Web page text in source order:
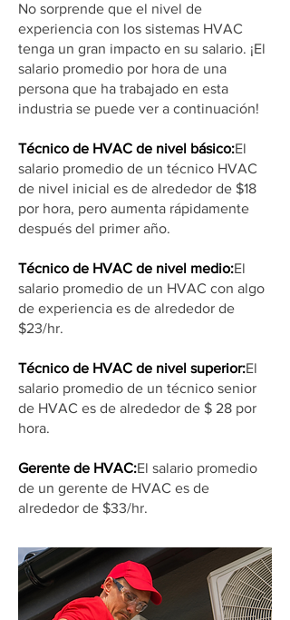
No sorprende que el nivel de
experiencia con los sistemas HVAC
tenga un gran impacto en su salario. ¡El
salario promedio por hora de una
persona que ha trabajado en esta
industria se puede ver a continuación!
Técnico de HVAC de nivel básico:El
salario promedio de un técnico HVAC
de nivel inicial es de alrededor de $18
por hora, pero aumenta rápidamente
después del primer año.
Técnico de HVAC de nivel medio:El
salario promedio de un HVAC con algo
de experiencia es de alrededor de
$23/hr.
Técnico de HVAC de nivel superior:El
salario promedio de un técnico senior
de HVAC es de alrededor de $ 28 por
hora.
Gerente de HVAC:El salario promedio
de un gerente de HVAC es de
alrededor de $33/hr.